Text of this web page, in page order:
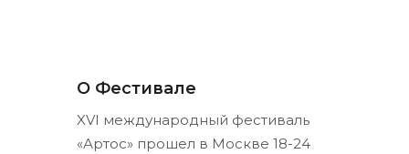
О Фестивале
XVI международный фестиваль
«Артос» прошел в Москве 18-24